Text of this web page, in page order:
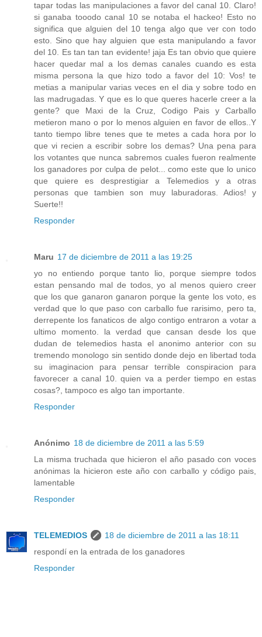
tapar todas las manipulaciones a favor del canal 10. Claro!
si ganaba tooodo canal 10 se notaba el hackeo! Esto no
significa que alguien del 10 tenga algo que ver con todo
esto. Sino que hay alguien que esta manipulando a favor
del 10. Es tan tan tan evidente! jaja Es tan obvio que quiere
hacer quedar mal a los demas canales cuando es esta
misma persona la que hizo todo a favor del 10: Vos! te
metias a manipular varias veces en el dia y sobre todo en
las madrugadas. Y que es lo que queres hacerle creer a la
gente? que Maxi de la Cruz, Codigo Pais y Carballo
metieron mano o por lo menos alguien en favor de ellos..Y
tanto tiempo libre tenes que te metes a cada hora por lo
que vi recien a escribir sobre los demas? Una pena para
los votantes que nunca sabremos cuales fueron realmente
los ganadores por culpa de pelot... como este que lo unico
que quiere es desprestigiar a Telemedios y a otras
personas que tambien son muy laburadoras. Adios! y
Suerte!!
Responder
Maru 17 de diciembre de 2011 a las 19:25
yo no entiendo porque tanto lio, porque siempre todos
estan pensando mal de todos, yo al menos quiero creer
que los que ganaron ganaron porque la gente los voto, es
verdad que lo que paso con carballo fue rarisimo, pero ta,
derrepente los fanaticos de algo contigo entraron a votar a
ultimo momento. la verdad que cansan desde los que
dudan de telemedios hasta el anonimo anterior con su
tremendo monologo sin sentido donde dejo en libertad toda
su imaginacion para pensar terrible conspiracion para
favorecer a canal 10. quien va a perder tiempo en estas
cosas?, tampoco es algo tan importante.
Responder
Anónimo 18 de diciembre de 2011 a las 5:59
La misma truchada que hicieron el año pasado con voces
anónimas la hicieron este año con carballo y código pais,
lamentable
Responder
TELEMEDIOS
18 de diciembre de 2011 a las 18:11
respondí en la entrada de los ganadores
Responder